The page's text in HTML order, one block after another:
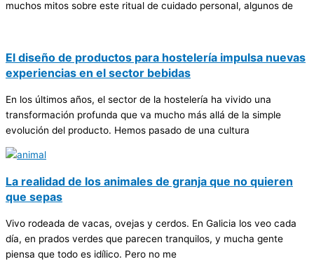
muchos mitos sobre este ritual de cuidado personal, algunos de
El diseño de productos para hostelería impulsa nuevas
experiencias en el sector bebidas
En los últimos años, el sector de la hostelería ha vivido una
transformación profunda que va mucho más allá de la simple
evolución del producto. Hemos pasado de una cultura
La realidad de los animales de granja que no quieren
que sepas
Vivo rodeada de vacas, ovejas y cerdos. En Galicia los veo cada
día, en prados verdes que parecen tranquilos, y mucha gente
piensa que todo es idílico. Pero no me